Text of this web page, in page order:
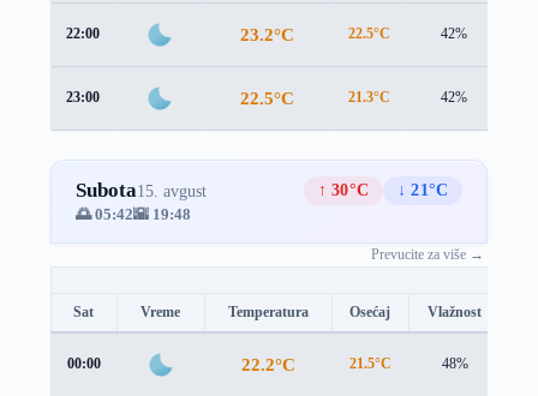
22:00 23.2°C 22.5°C 42%
23:00 22.5°C 21.3°C 42%
Subota15. avgust ↑ 30°C
↓ 21°C
🌅 05:42🌇 19:48
Prevucite za više →
Sat Vreme Temperatura Osećaj Vlažnost
00:00 22.2°C 21.5°C 48%